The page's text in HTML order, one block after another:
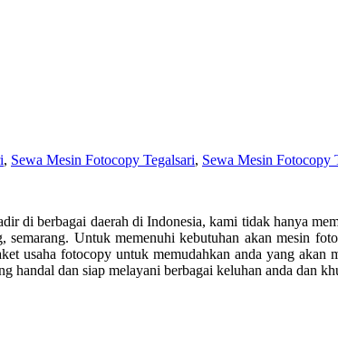
, Sewa Mesin Fotocopy Tegalsari, Sewa Mesin Fotocopy
di berbagai daerah di Indonesia, kami tidak hanya
semarang. Untuk memenuhi kebutuhan akan mesin
usaha fotocopy untuk memudahkan anda yang
handal dan siap melayani berbagai keluhan anda dan